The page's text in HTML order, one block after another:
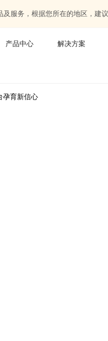
服务，根据您所在的地区，建
产品中心 解决方案
孕育新信心